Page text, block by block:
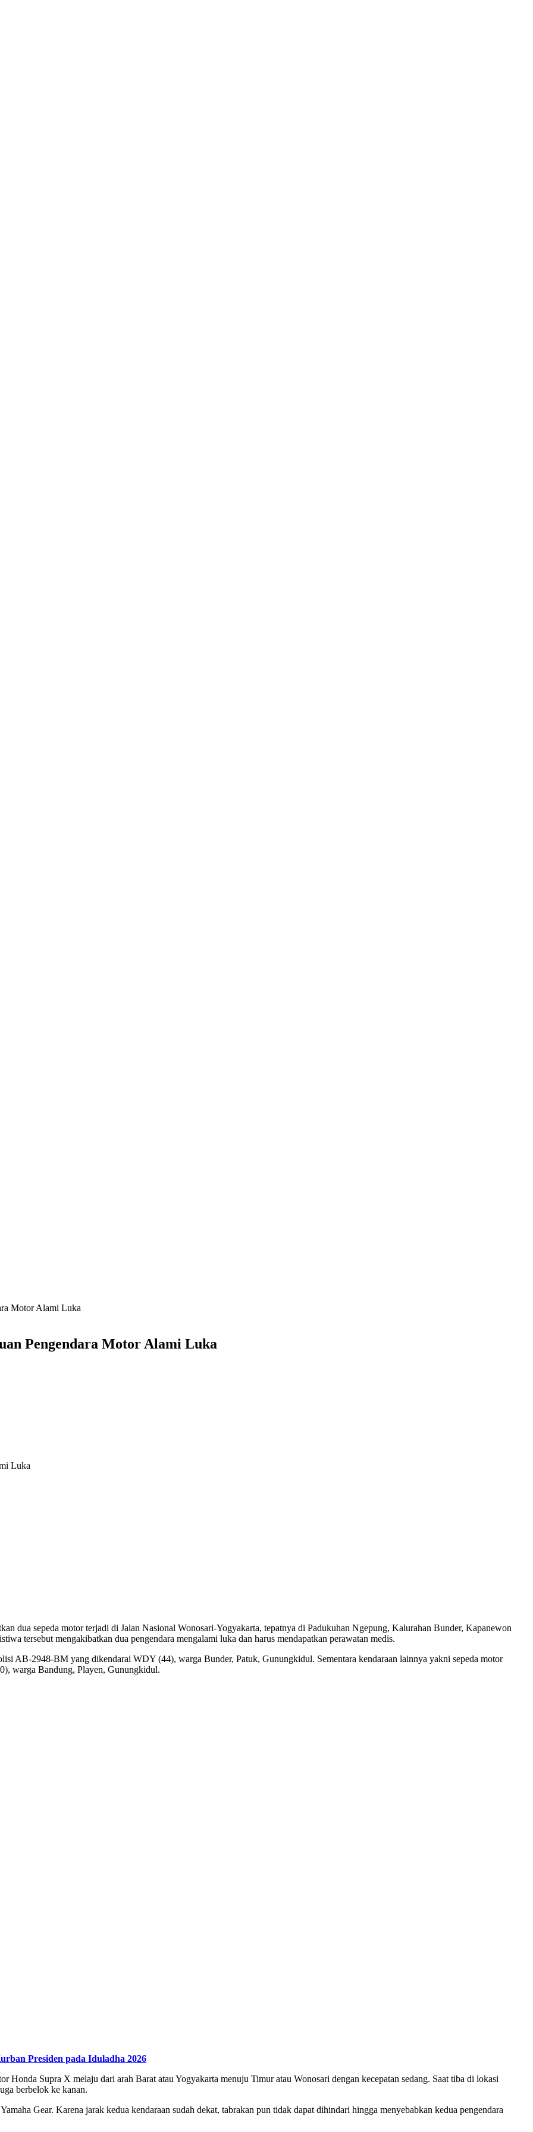
Motor Alami Luka
Pengendara Motor Alami Luka
Luka
dua sepeda motor terjadi di Jalan Nasional Wonosari-Yogyakarta, tepatnya di Padukuhan Ngepung, Kalurahan Bunder, Kapanewon
tersebut mengakibatkan dua pengendara mengalami luka dan harus mendapatkan perawatan medis.
AB-2948-BM yang dikendarai WDY (44), warga Bunder, Patuk, Gunungkidul. Sementara kendaraan lainnya yakni sepeda motor
warga Bandung, Playen, Gunungkidul.
Presiden pada Iduladha 2026
Honda Supra X melaju dari arah Barat atau Yogyakarta menuju Timur atau Wonosari dengan kecepatan sedang. Saat tiba di lokasi
berbelok ke kanan.
Gear. Karena jarak kedua kendaraan sudah dekat, tabrakan pun tidak dapat dihindari hingga menyebabkan kedua pengendara